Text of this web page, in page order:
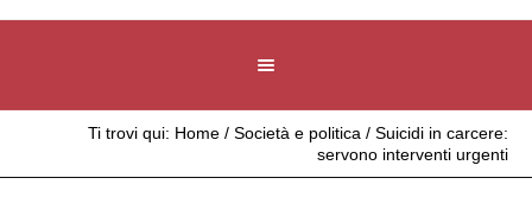
Ti trovi qui: Home / Società e politica / Suicidi in carcere:
servono interventi urgenti